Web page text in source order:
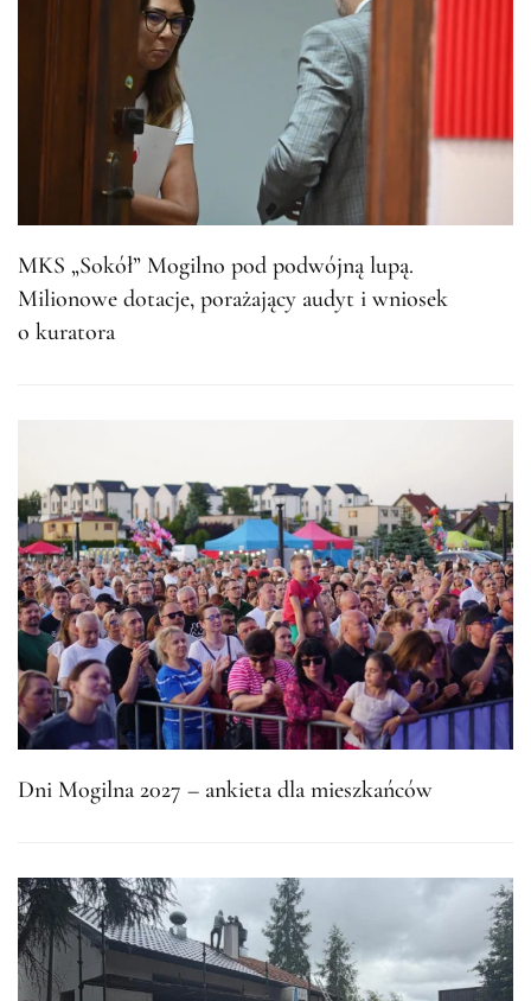
MKS „Sokół” Mogilno pod podwójną lupą.
Milionowe dotacje, porażający audyt i wniosek
o kuratora
Dni Mogilna 2027 – ankieta dla mieszkańców